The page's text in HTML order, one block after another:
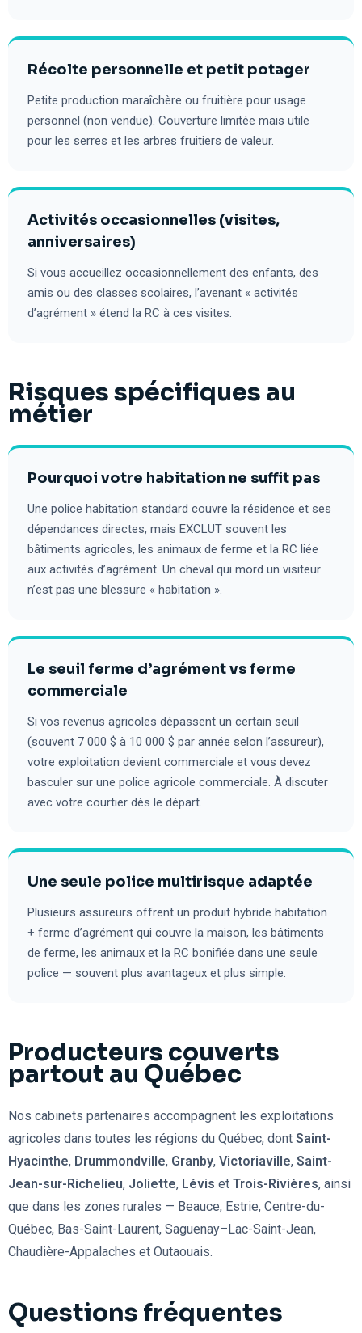
Récolte personnelle et petit potager
Petite production maraîchère ou fruitière pour usage
personnel (non vendue). Couverture limitée mais utile
pour les serres et les arbres fruitiers de valeur.
Activités occasionnelles (visites,
anniversaires)
Si vous accueillez occasionnellement des enfants, des
amis ou des classes scolaires, l’avenant « activités
d’agrément » étend la RC à ces visites.
Risques spécifiques au
métier
Pourquoi votre habitation ne suffit pas
Une police habitation standard couvre la résidence et ses
dépendances directes, mais EXCLUT souvent les
bâtiments agricoles, les animaux de ferme et la RC liée
aux activités d’agrément. Un cheval qui mord un visiteur
n’est pas une blessure « habitation ».
Le seuil ferme d’agrément vs ferme
commerciale
Si vos revenus agricoles dépassent un certain seuil
(souvent 7 000 $ à 10 000 $ par année selon l’assureur),
votre exploitation devient commerciale et vous devez
basculer sur une police agricole commerciale. À discuter
avec votre courtier dès le départ.
Une seule police multirisque adaptée
Plusieurs assureurs offrent un produit hybride habitation
+ ferme d’agrément qui couvre la maison, les bâtiments
de ferme, les animaux et la RC bonifiée dans une seule
police — souvent plus avantageux et plus simple.
Producteurs couverts
partout au Québec
Nos cabinets partenaires accompagnent les exploitations
agricoles dans toutes les régions du Québec, dont Saint-
Hyacinthe, Drummondville, Granby, Victoriaville, Saint-
Jean-sur-Richelieu, Joliette, Lévis et Trois-Rivières, ainsi
que dans les zones rurales — Beauce, Estrie, Centre-du-
Québec, Bas-Saint-Laurent, Saguenay–Lac-Saint-Jean,
Chaudière-Appalaches et Outaouais.
Questions fréquentes